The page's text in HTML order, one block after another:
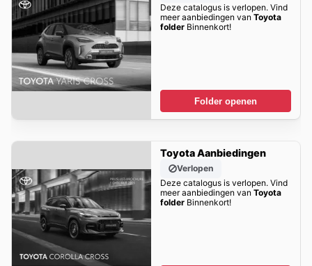
Deze catalogus is verlopen. Vind
meer aanbiedingen van Toyota
folderBinnenkort!
Folder openen
Toyota Aanbiedingen
Verlopen
Deze catalogus is verlopen. Vind
meer aanbiedingen van Toyota
folderBinnenkort!